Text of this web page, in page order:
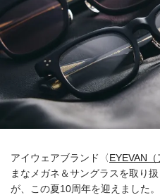
アイウェアブランド〈EYEVAN（
まなメガネ＆サングラスを取り
が、この夏10周年を迎えました